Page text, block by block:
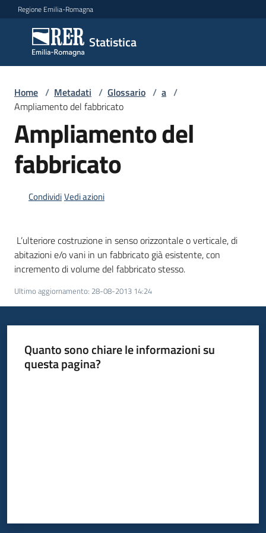
Vai al contenuto
Vai alla navigazione
Vai al footer
Regione Emilia-Romagna
Statistica
Statistica
Novità
Dati
Statistiche
per
temi
Metadati
Home / Metadati / Glossario / a /
Ampliamento del fabbricato
Ampliamento del
fabbricato
CondividiVedi azioni
L’ulteriore costruzione in senso orizzontale o verticale, di
abitazioni e/o vani in un fabbricato già esistente, con
incremento di volume del fabbricato stesso.
Ultimo aggiornamento: 28-08-2013 14:24
Quanto sono chiare le informazioni su
questa pagina?